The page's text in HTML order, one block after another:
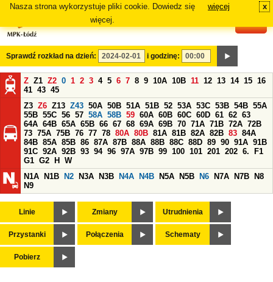
Nasza strona wykorzystuje pliki cookie. Dowiedz się
więcej.
więcej x
Sprawdź rozkład na dzień: i godzinę:
Z Z1 Z2 0 1 2 3 4 5 6 7 8 9 10A 10B 11 12 13 14 15 16
41 43 45
Z3 Z6 Z13 Z43 50A 50B 51A 51B 52 53A 53C 53B 54B 55A
55B 55C 56 57 58A 58B 59 60A 60B 60C 60D 61 62 63
64A 64B 65A 65B 66 67 68 69A 69B 70 71A 71B 72A 72B
73 75A 75B 76 77 78 80A 80B 81A 81B 82A 82B 83 84A
84B 85A 85B 86 87A 87B 88A 88B 88C 88D 89 90 91A 91B
91C 92A 92B 93 94 96 97A 97B 99 100 101 201 202 6.
F1
G1 G2 H
W
N1A
N1B N2 N3A N3B N4A N4B N5A N5B N6 N7A N7B
N8
N9
Linie Zmiany Utrudnienia
Przystanki Połączenia Schematy
Pobierz